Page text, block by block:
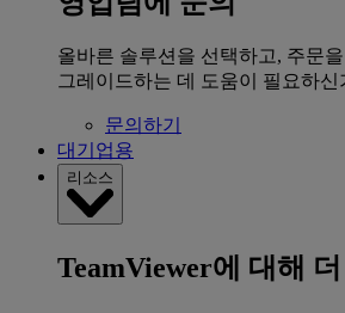
올바른 솔루션을 선택하고, 주문
그레이드하는 데 도움이 필요하신
문의하기
대기업용
리소스
TeamViewer에 대해 더